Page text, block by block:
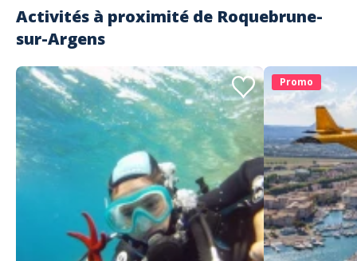
Activités à proximité de Roquebrune-
sur-Argens
Promo